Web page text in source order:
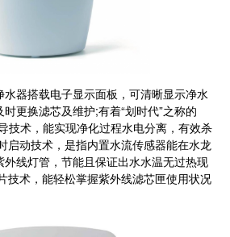
器搭载电子显示面板，可清晰显示净水
更换滤芯及维护;有着“划时代”之称的
技术，能实现净化过程水电分离，有效杀
启动技术，是指内置水流传感器能在水龙
线灯管，节能且保证出水水温无过热现
技术，能轻松掌握紫外线滤芯匣使用状况